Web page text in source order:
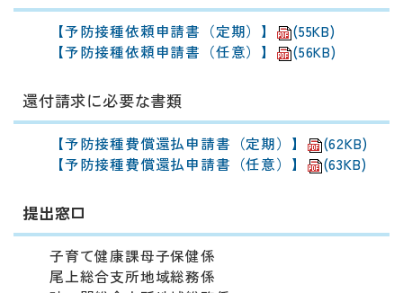
【予防接種依頼申請書（定期）】
(55KB)
【予防接種依頼申請書（任意）】
(56KB)
還付請求に必要な書類
【予防接種費償還払申請書（定期）】
(62KB)
【予防接種費償還払申請書（任意）】
(63KB)
提出窓口
子育て健康課母子保健係
尾上総合支所地域総務係